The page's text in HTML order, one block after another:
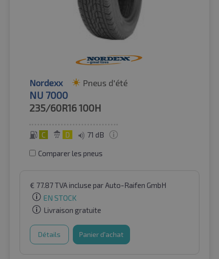
Nordexx Pneus d'été
NU 7000
235/60R16100H
C D 71 dB
Comparer les pneus
€ 77.87TVA incluse par Auto-Raifen GmbH
EN STOCK
Livraison gratuite
Détails Panier d'achat